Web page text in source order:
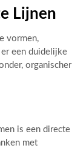
Lijnen
vormen,
een duidelijke
organischer
is een directe
met